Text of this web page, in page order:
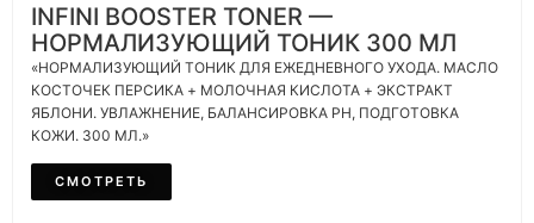
INFINI BOOSTER TONER —
НОРМАЛИЗУЮЩИЙ ТОНИК 300 МЛ
«НОРМАЛИЗУЮЩИЙ ТОНИК ДЛЯ ЕЖЕДНЕВНОГО УХОДА. МАСЛО
КОСТОЧЕК ПЕРСИКА + МОЛОЧНАЯ КИСЛОТА + ЭКСТРАКТ
ЯБЛОНИ. УВЛАЖНЕНИЕ, БАЛАНСИРОВКА PH, ПОДГОТОВКА
КОЖИ. 300 МЛ.»
СМОТРЕТЬ